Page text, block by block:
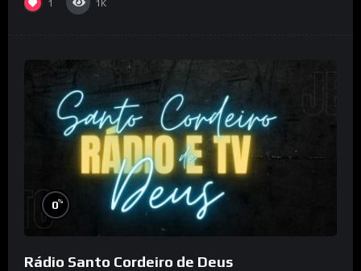
1 1K
0%
Rádio Santo Cordeiro de Deus